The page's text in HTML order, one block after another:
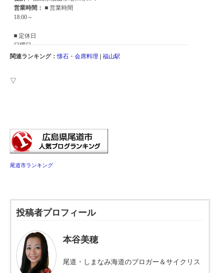
関連ランキング：懐石・会席料理 福山駅
▽
尾道市ランキング
投稿者プロフィール
本谷美穂
尾道・しまなみ海道のブロガー＆サイクリス